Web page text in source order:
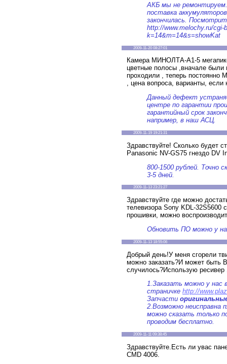
АКБ мы не
поставка
закончилась.
http://www.melochy.ru/
k=14&m=14&s=showKat
2009-11-20 08:27:01
Камера МИНОЛТА-А1-5
цветные полосы ,вначале были
проходили , теперь постоянно
, цена вопроса, варианты, если
Данный дефект
центре по гарантии
гарантийный срок
например, в наш АСЦ.
2009-11-19 19:21:31
Здравствуйте! Сколько будет
Panasonic NV-GS75 гнездо DV
800-1500 рублей. Точно
3-5 дней.
2009-11-13 23:21:27
Здравствуйте где можно
телевизора Sony KDL-32S5600
прошивки, можно
Обновить ПО можно у
2009-11-13 18:55:06
Добрый день!У меня сгорели
можно заказать?И может быть
случилось?Использую
1.Заказать можно у нас
страничке http://
Запчасти
2.Возможно неисправна
можно сказать только
проводим бесплатно.
2009-11-11 09:38:45
Здравствуйте.Есть ли увас
CMD 4006.